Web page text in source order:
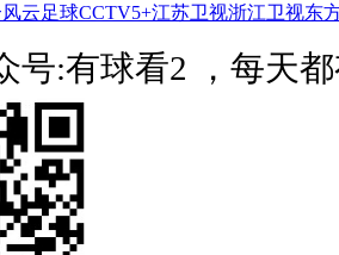
风云足球CCTV5+江苏卫视浙江卫视东
号:有球看2 ，每天